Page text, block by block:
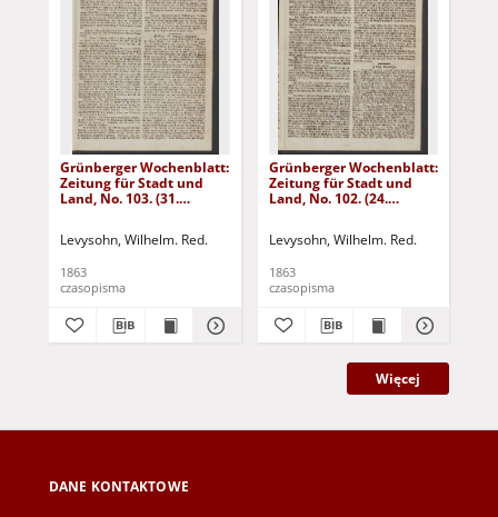
Grünberger Wochenblatt:
Zeitung für Stadt und
Land, No. 103. (31.
Levysohn, Wilhelm. Red.
1863
czasopisma
Grünberger Wochenblatt:
Zeitung für Stadt und
Land, No. 102. (24.
Levysohn, Wilhelm. Red.
1863
czasopisma
Więcej
DANE KONTAKTOWE